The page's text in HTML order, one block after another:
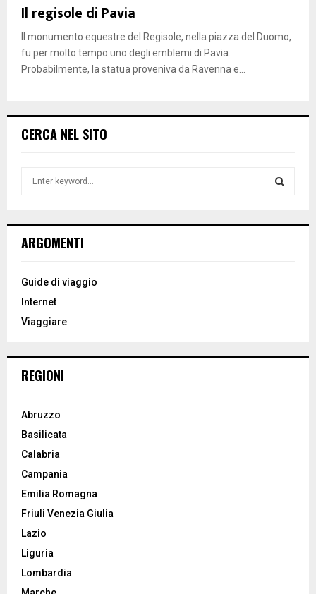
Il regisole di Pavia
Il monumento equestre del Regisole, nella piazza del Duomo,
fu per molto tempo uno degli emblemi di Pavia.
Probabilmente, la statua proveniva da Ravenna e...
CERCA NEL SITO
h
o
:
ARGOMENTI
Guide di viaggio
Internet
Viaggiare
REGIONI
Abruzzo
Basilicata
Calabria
Campania
Emilia Romagna
Friuli Venezia Giulia
Lazio
Liguria
Lombardia